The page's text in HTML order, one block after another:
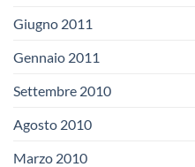
Giugno 2011
Gennaio 2011
Settembre 2010
Agosto 2010
Marzo 2010